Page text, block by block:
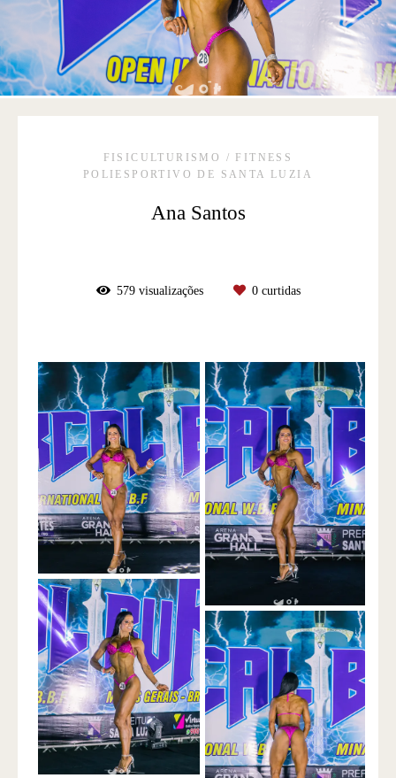
FISICULTURISMO / FITNESS
POLIESPORTIVO DE SANTA LUZIA
Ana Santos
579visualizações 0curtidas